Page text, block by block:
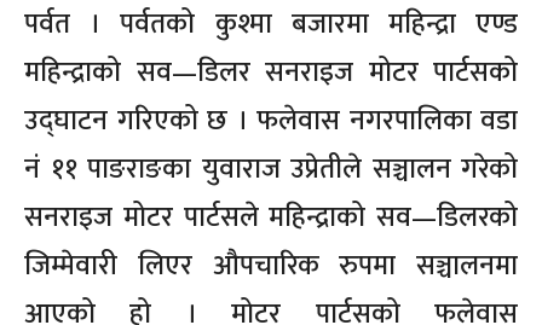
पर्वत । पर्वतको कुश्मा बजारमा महिन्द्रा एण्ड
महिन्द्राको सव—डिलर सनराइज मोटर पार्टसको
उद्घाटन गरिएको छ । फलेवास नगरपालिका वडा
नं ११ पाङराङका युवाराज उप्रेतीले सञ्चालन गरेको
सनराइज मोटर पार्टसले महिन्द्राको सव—डिलरको
जिम्मेवारी लिएर औपचारिक रुपमा सञ्चालनमा
आएको हो । मोटर पार्टसको फलेवास